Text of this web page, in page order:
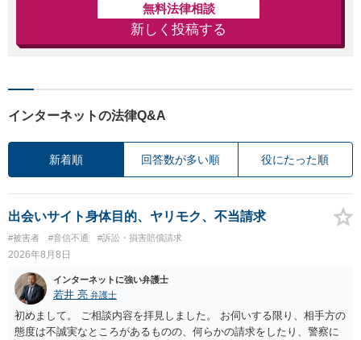
無料法律相談
新しく投稿する
インターネットの法律Q&A
新着順 回答数が多い順 役にたった順
出会いサイト身体目的、ヤリモク、不当請求
#被害者 #音信不通 #訴訟・損害賠償請求
2026年8月8日
インターネットに強い弁護士
若井 亮 弁護士
初めまして。 ご相談内容を拝見しました。 お伺いする限り、相手方の
態度は不誠実なところがあるものの、何らかの請求をしたり、警察に